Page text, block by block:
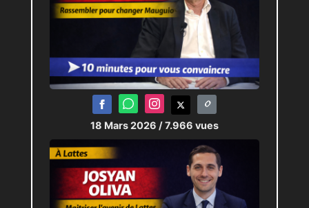
18 Mars 2026 / 7.966 vues